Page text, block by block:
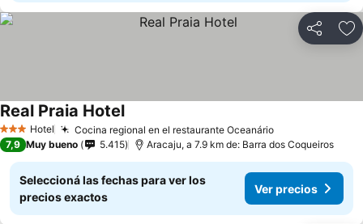
Compartir
3 Estrellas
Hotel Cocina regional en el restaurante Oceanário
Real Praia Hotel
7,9 Muy bueno 5.415 Aracaju, a 7.9 km de: Barra dos Coqueiros
Seleccioná las fechas para ver los
precios exactos
Ver precios